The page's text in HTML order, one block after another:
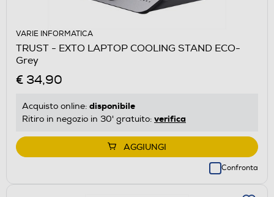
VARIE INFORMATICA
TRUST - EXTO LAPTOP COOLING STAND ECO-
Grey
€ 34,90
Acquisto online: disponibile
Ritiro in negozio in 30' gratuito: verifica
AGGIUNGI
Confronta